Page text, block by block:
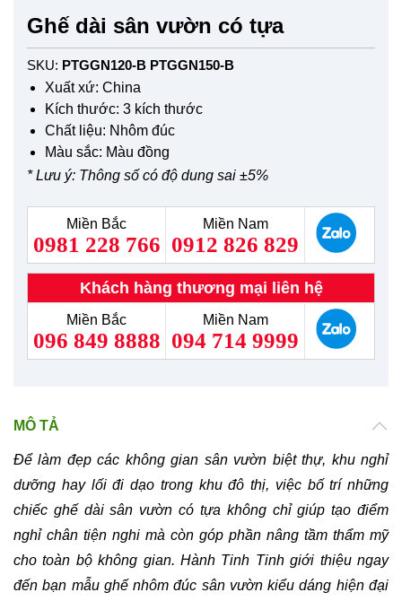
Ghế dài sân vườn có tựa
SKU: PTGGN120-B PTGGN150-B
Xuất xứ: China
Kích thước: 3 kích thước
Chất liệu: Nhôm đúc
Màu sắc: Màu đồng
* Lưu ý: Thông số có độ dung sai ±5%
Miền Bắc
0981 228 766
Miền Nam
0912 826 829
Khách hàng thương mại liên hệ
Miền Bắc
096 849 8888
Miền Nam
094 714 9999
MÔ TẢ
Để làm đẹp các không gian sân vườn biệt thự, khu nghỉ
dưỡng hay lối đi dạo trong khu đô thị, việc bố trí những
chiếc ghế dài sân vườn có tựa không chỉ giúp tạo điểm
nghỉ chân tiện nghi mà còn góp phần nâng tầm thẩm mỹ
cho toàn bộ không gian. Hành Tinh Tinh giới thiệu ngay
đến bạn mẫu ghế nhôm đúc sân vườn kiểu dáng hiện đại